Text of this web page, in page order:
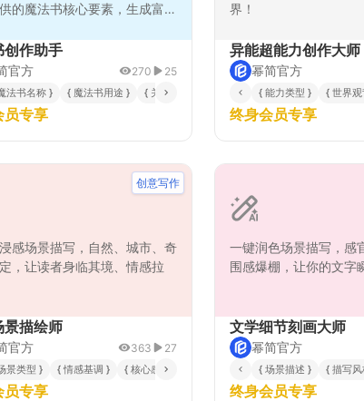
的魔法书核心要素，生成富有
感。通过深度分析魔法书的特
，结合丰富的奇幻知识库，输
整、风格统一的魔法书档案，
快速构建奇幻世界观中的核心
，提升创作效率与内容质量。
创作助手
官方 270 25
法书名称 } { 魔法书用途 } { 关联法术 }
员专享
界！
异能超能力创作大师
幂简官方
{ 能力类型 } { 世界
终身会员专享
{ 词汇丰富度偏好 }
感场景描写，自然、城市、奇
，让读者身临其境、情感拉
创意写作
景描绘师
官方 363 27
景类型 } { 情感基调 } { 核心感官侧重 } { 时间与天气状态 } { 特殊叙事
员专享
一键润色场景描写，感
围感爆棚，让你的文字
文学细节刻画大师
幂简官方
{ 场景描述 } { 描写
终身会员专享